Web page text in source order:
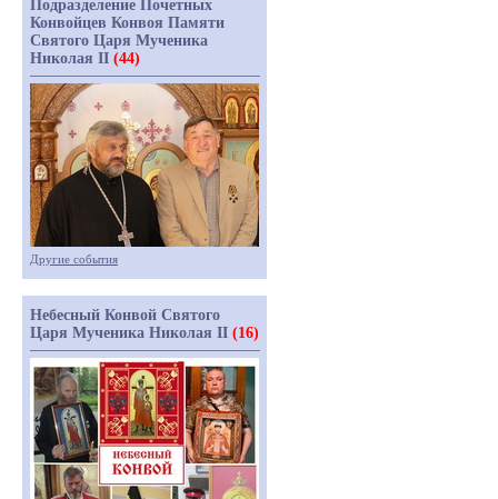
Подразделение Почетных
Конвойцев Конвоя Памяти
Святого Царя Мученика
Николая II (44)
Другие события
Небесный Конвой Святого
Царя Мученика Николая II (16)